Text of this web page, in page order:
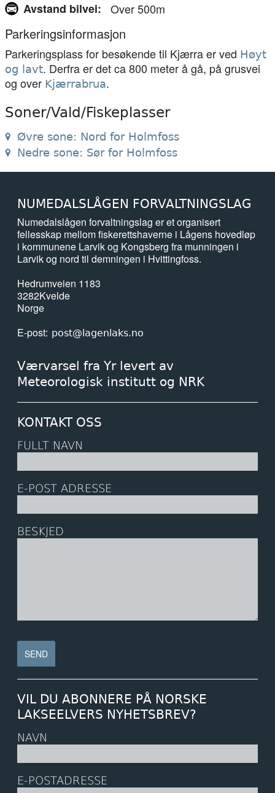
Avstand bilvei Over 500m
Parkeringsinformasjon
Parkeringsplass for besøkende til Kjærra er ved Høyt
og lavt. Derfra er det ca 800 meter å gå, på grusvei
og over Kjærrabrua.
Soner/Vald/Fiskeplasser
Øvre sone: Nord for Holmfoss
Nedre sone: Sør for Holmfoss
NUMEDALSLÅGEN FORVALTNINGSLAG
Numedalslågen forvaltningslag er et organisert
fellesskap mellom fiskerettshaverne i Lågens hovedløp
i kommunene Larvik og Kongsberg fra munningen i
Larvik og nord til demningen i Hvittingfoss.
Hedrumveien 1183
3282Kvelde
Norge
E-post post@lagenlaks.no
Værvarsel fra Yr levert av
Meteorologisk institutt og NRK
KONTAKT OSS
FULLT NAVN
E-POST ADRESSE
BESKJED
VIL DU ABONNERE PÅ NORSKE
LAKSEELVERS NYHETSBREV?
NAVN
E-POSTADRESSE